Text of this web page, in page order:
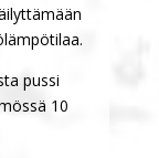
pussi
10